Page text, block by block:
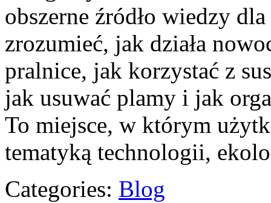
obszerne źródło wiedzy
zrozumieć, jak działa
pralnice, jak korzystać z
jak usuwać plamy i jak
To miejsce, w którym
tematyką technologii,
Categories: Blog